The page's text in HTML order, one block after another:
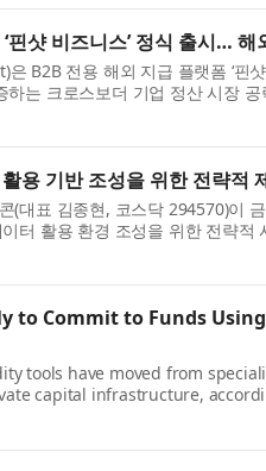
핀샷 비즈니스’ 정식 출시… 해
B2B 전용 해외 지급 플랫폼 ‘핀
하는 크로스보더 기업 정산 시장
나 파트너에게 주기적으로 해외 지
용 기반 조성을 위한 전략적
(대표 김종현, 코스닥 294570)이
터 활용 환경 조성을 위한 전략적
본사에서 열린 협약식에는 김종
to Commit to Funds
tools have moved from
capital infrastructure,
of global business